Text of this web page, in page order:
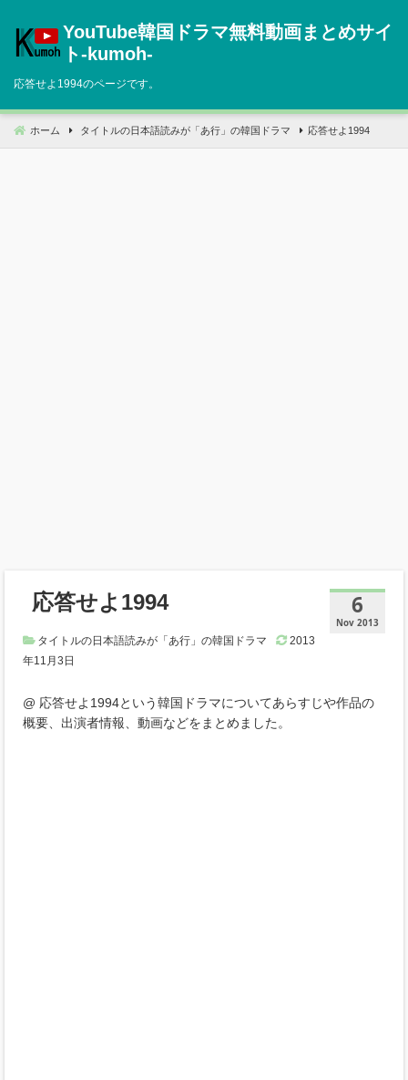
へ
動
YouTube韓国ドラマ無料動画まとめサイ
ト‐kumoh‐
応答せよ1994のページです。
ホーム タイトルの日本語読みが「あ行」の韓国ドラマ 応答せよ1994
6
Nov 2013
応答せよ1994
タイトルの日本語読みが「あ行」の韓国ドラマ
2013
年11月3日
@ 応答せよ1994という韓国ドラマについてあらすじや作品の
概要、出演者情報、動画などをまとめました。